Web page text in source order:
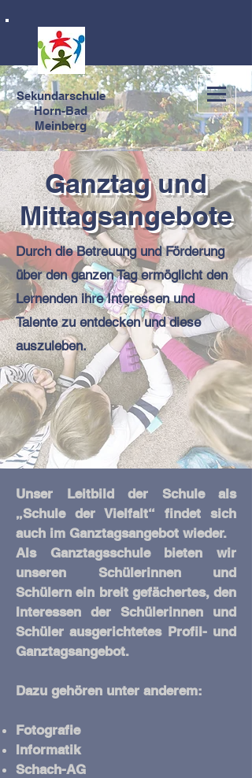
Sekundarschule
Horn-Bad
Meinberg
Ganztag und
Mittagsangebote
Durch die Betreuung und Förderung
über den ganzen Tag ermöglicht den
Lernenden ihre Interessen und
Talente zu entdecken und diese
auszuleben.
Unser Leitbild der Schule als
„Schule der Vielfalt“ findet sich
auch im Ganztagsangebot wieder.
Als Ganztagsschule bieten wir
unseren Schülerinnen und
Schülern ein breit gefächertes, den
Interessen der Schülerinnen und
Schüler ausgerichtetes Profil- und
Ganztagsangebot.
Dazu gehören unter anderem:​
Fotografie
Informatik
Schach-AG